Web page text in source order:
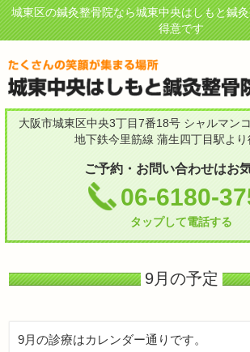
城東区の鍼灸整骨院なら城東中央はしもと鍼
得意です
大阪市城東区中央3丁目7番18号 シャルマン
地下鉄今里筋線 蒲生四丁目駅よ
ご予約・お問い合わせはお
06-6180-
タップして電話する
9月の予定
9月の診療はカレンダー通りです。